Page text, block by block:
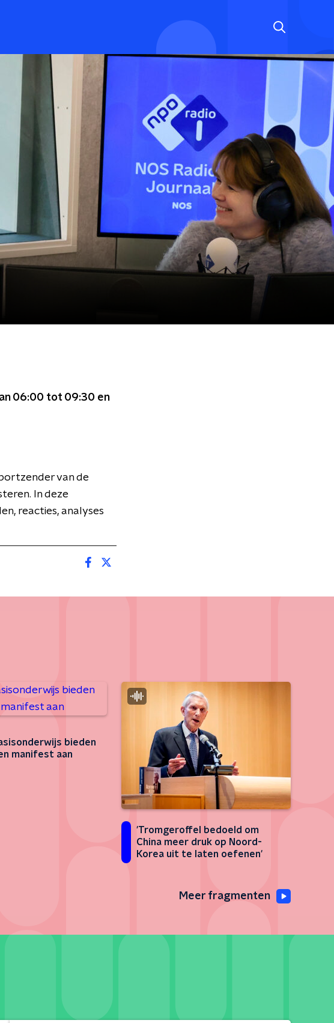
06:00 tot 09:30 en
van de
In deze
reacties, analyses
bieden
manifest aan
'Tromgeroffel bedoeld om
China meer druk op Noord-
Korea uit te laten oefenen'
Meer fragmenten